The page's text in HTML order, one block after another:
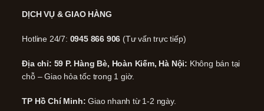
DỊCH VỤ & GIAO HÀNG
Hotline 24/7: 0945 866 906 (Tư vấn trực tiếp)
Địa chỉ: 59 P. Hàng Bè, Hoàn Kiếm, Hà Nội: Không bán tại
chỗ – Giao hỏa tốc trong 1 giờ.
TP Hồ Chí Minh: Giao nhanh từ 1-2 ngày.